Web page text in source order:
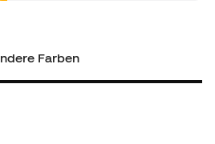
Farben